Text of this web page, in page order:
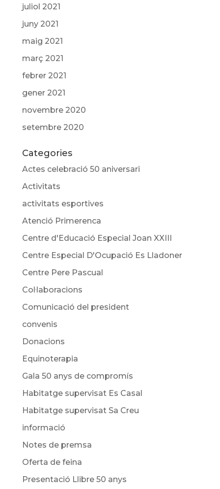
juliol 2021
juny 2021
maig 2021
març 2021
febrer 2021
gener 2021
novembre 2020
setembre 2020
Categories
Actes celebració 50 aniversari
Activitats
activitats esportives
Atenció Primerenca
Centre d'Educació Especial Joan XXIII
Centre Especial D'Ocupació Es Lladoner
Centre Pere Pascual
Col·laboracions
Comunicació del president
convenis
Donacions
Equinoterapia
Gala 50 anys de compromís
Habitatge supervisat Es Casal
Habitatge supervisat Sa Creu
informació
Notes de premsa
Oferta de feina
Presentació Llibre 50 anys